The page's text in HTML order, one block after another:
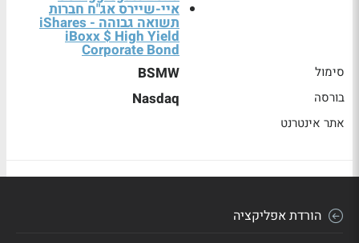
איי-שיירס אג"ח חברות
תשואה גבוהה - iShares
iBoxx $ High Yield
Corporate Bond
סימול BSMW
בורסה Nasdaq
אתר אינטרנט
הורדת אפליקציה